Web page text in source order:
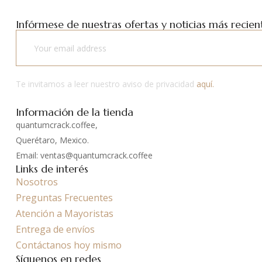
Infórmese de nuestras ofertas y noticias más
Te invitamos a leer nuestro aviso de privacidad aquí.
Información de la tienda
quantumcrack.coffee,
Querétaro, Mexico.
Email: ventas@quantumcrack.coffee
Links de interés
Nosotros
Preguntas Frecuentes
Atención a Mayoristas
Entrega de envíos
Contáctanos hoy mismo
Síguenos en redes